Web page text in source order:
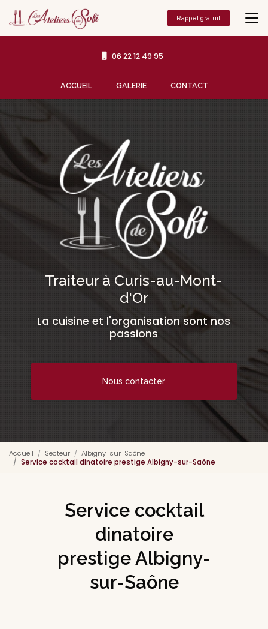
contenu
principal
06 22 12 49 95
ACCUEIL GALERIE CONTACT
Rappel gratuit
Traiteur à Curis-au-Mont-
d'Or
La cuisine et l'organisation sont nos
passions
Nous contacter
Accueil Secteur
Albigny-sur-Saône
Service cocktail dinatoire prestige Albigny-sur-Saône
Service cocktail
dinatoire
prestige Albigny-
sur-Saône